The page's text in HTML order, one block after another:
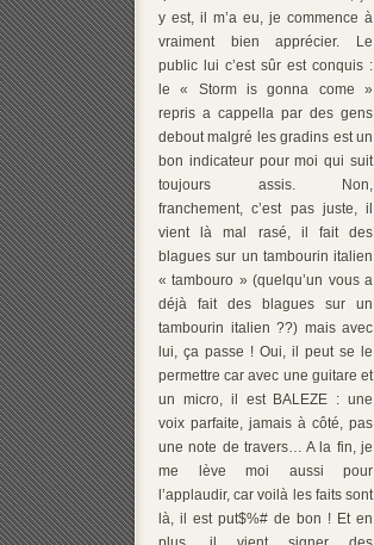
y est, il m’a eu, je commence à
vraiment bien apprécier. Le
public lui c’est sûr est conquis :
le « Storm is gonna come »
repris a cappella par des gens
debout malgré les gradins est un
bon indicateur pour moi qui suit
toujours assis. Non,
franchement, c’est pas juste, il
vient là mal rasé, il fait des
blagues sur un tambourin italien
« tambouro » (quelqu’un vous a
déjà fait des blagues sur un
tambourin italien ??) mais avec
lui, ça passe ! Oui, il peut se le
permettre car avec une guitare et
un micro, il est BALEZE : une
voix parfaite, jamais à côté, pas
une note de travers… A la fin, je
me lève moi aussi pour
l’applaudir, car voilà les faits sont
là, il est put$%# de bon ! Et en